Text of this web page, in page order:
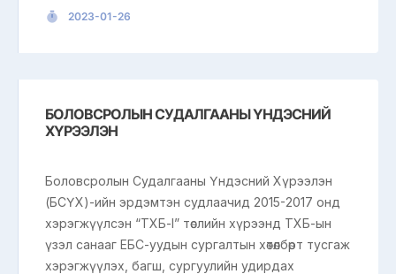
2023-01-26
БОЛОВСРОЛЫН СУДАЛГААНЫ ҮНДЭСНИЙ
ХҮРЭЭЛЭН
Боловсролын Судалгааны Үндэсний Хүрээлэн
(БСҮХ)-ийн эрдэмтэн судлаачид 2015-2017 онд
хэрэгжүүлсэн “ТХБ-I” төслийн хүрээнд ТХБ-ын
үзэл санааг ЕБС-уудын сургалтын хөтөлбөрт тусгаж
хэрэгжүүлэх, багш, сургуулийн удирдах